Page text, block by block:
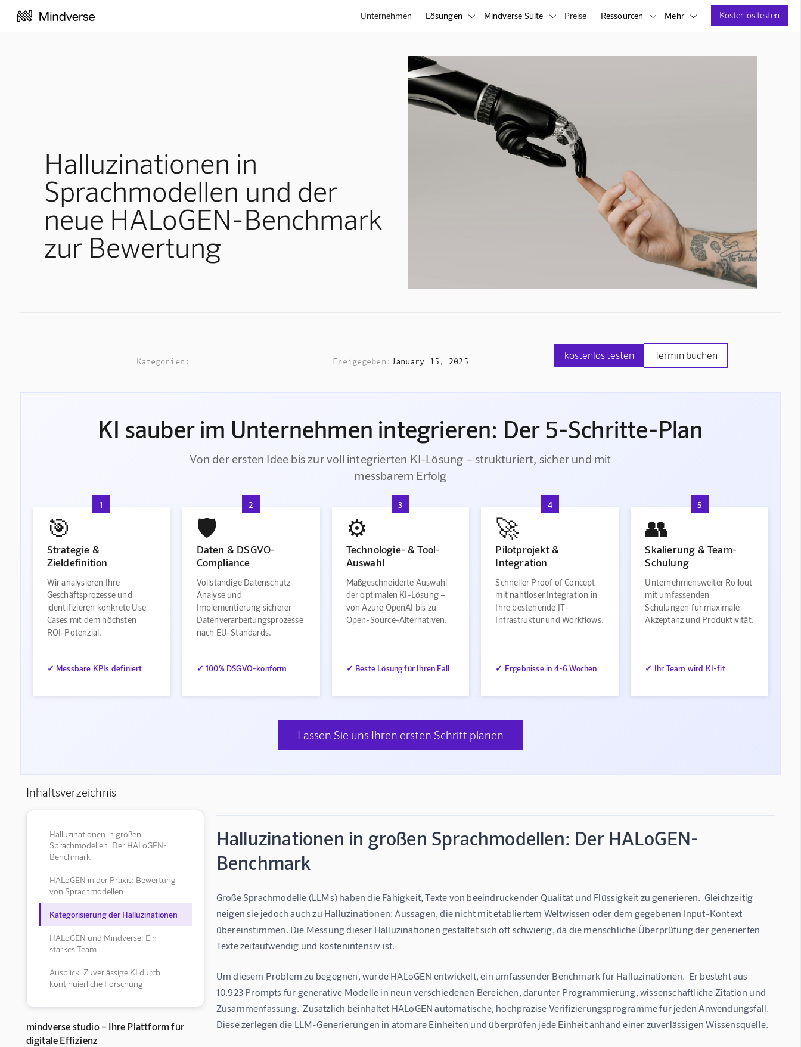
Unternehmen Lösungen  Mindverse Suite  Preise Ressourcen  Mehr  Kostenlos testen
Halluzinationen in
Sprachmodellen und der
neue HALoGEN-Benchmark
zur Bewertung
Kategorien: Freigegeben: January 15, 2025
kostenlos testen Termin buchen
KI sauber im Unternehmen integrieren: Der 5-Schritte-Plan
Von der ersten Idee bis zur voll integrierten KI-Lösung – strukturiert, sicher und mit
messbarem Erfolg
1
🎯
Strategie &
Zieldefinition
Wir analysieren Ihre
Geschäftsprozesse und
identifizieren konkrete Use
Cases mit dem höchsten
ROI-Potenzial.
✓ Messbare KPIs definiert
2
🛡️
Daten & DSGVO-
Compliance
Vollständige Datenschutz-
Analyse und
Implementierung sicherer
Datenverarbeitungsprozesse
nach EU-Standards.
✓ 100% DSGVO-konform
3
⚙️
Technologie- & Tool-
Auswahl
Maßgeschneiderte Auswahl
der optimalen KI-Lösung –
von Azure OpenAI bis zu
Open-Source-Alternativen.
✓ Beste Lösung für Ihren Fall
4
🚀
Pilotprojekt &
Integration
Schneller Proof of Concept
mit nahtloser Integration in
Ihre bestehende IT-
Infrastruktur und Workflows.
✓ Ergebnisse in 4-6 Wochen
5
👥
Skalierung & Team-
Schulung
Unternehmensweiter Rollout
mit umfassenden
Schulungen für maximale
Akzeptanz und Produktivität.
✓ Ihr Team wird KI-fit
Lassen Sie uns Ihren ersten Schritt planen
Inhaltsverzeichnis
Halluzinationen in großen
Sprachmodellen: Der HALoGEN-
Benchmark
HALoGEN in der Praxis: Bewertung
von Sprachmodellen
Kategorisierung der Halluzinationen
HALoGEN und Mindverse: Ein
starkes Team
Ausblick: Zuverlässige KI durch
kontinuierliche Forschung
mindverse studio – Ihre Plattform für
digitale Effizienz
Halluzinationen in großen Sprachmodellen: Der HALoGEN-
Benchmark
Große Sprachmodelle (LLMs) haben die Fähigkeit, Texte von beeindruckender Qualität und Flüssigkeit zu generieren.  Gleichzeitig
neigen sie jedoch auch zu Halluzinationen: Aussagen, die nicht mit etabliertem Weltwissen oder dem gegebenen Input-Kontext
übereinstimmen. Die Messung dieser Halluzinationen gestaltet sich oft schwierig, da die menschliche Überprüfung der generierten
Texte zeitaufwendig und kostenintensiv ist.
Um diesem Problem zu begegnen, wurde HALoGEN entwickelt, ein umfassender Benchmark für Halluzinationen.  Er besteht aus
10.923 Prompts für generative Modelle in neun verschiedenen Bereichen, darunter Programmierung, wissenschaftliche Zitation und
Zusammenfassung.  Zusätzlich beinhaltet HALoGEN automatische, hochpräzise Verifizierungsprogramme für jeden Anwendungsfall.
Diese zerlegen die LLM-Generierungen in atomare Einheiten und überprüfen jede Einheit anhand einer zuverlässigen Wissensquelle.